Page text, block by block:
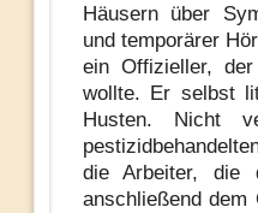
Häusern über
und temporärer
ein Offizieller,
wollte. Er selbst
Husten. Nicht
die Arbeiter, die
anschließend